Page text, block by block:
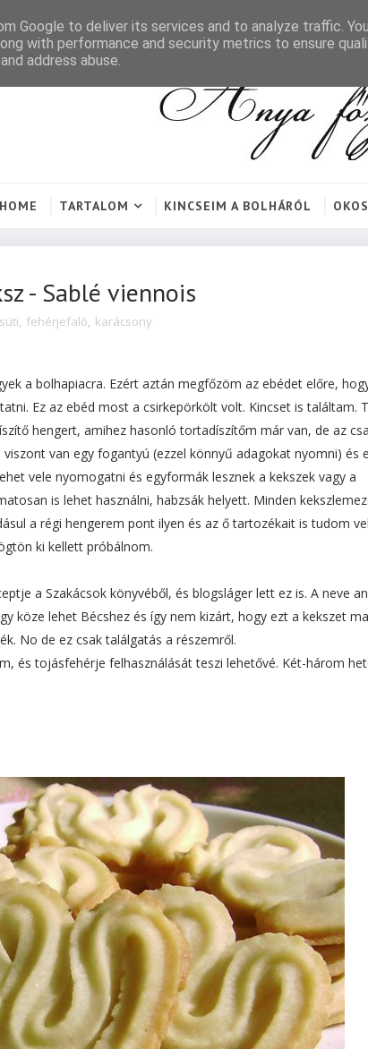
HOME TARTALOM KINCSEIM A BOLHÁRÓL
- Sablé viennois
, fehérjefaló, karácsony
a bolhapiacra. Ezért aztán megfőzöm az ebédet előre,
Ez az ebéd most a csirkepörkölt volt. Kincset is találtam.
hengert, amihez hasonló tortadíszítőm már van, de az
van egy fogantyú (ezzel könnyű adagokat nyomni) és
vele nyomogatni és egyformák lesznek a kekszek vagy a
is lehet használni, habzsák helyett. Minden
a régi hengerem pont ilyen és az ő tartozékait is tudom
ki kellett próbálnom.
a Szakácsok könyvéből, és blogsláger lett ez is. A neve
köze lehet Bécshez és így nem kizárt, hogy ezt a kekszet
No de ez csak találgatás a részemről.
és tojásfehérje felhasználását teszi lehetővé. Két-három
Google to deliver its services and to analyze traffic.
with performance and security metrics to ensure
address abuse.